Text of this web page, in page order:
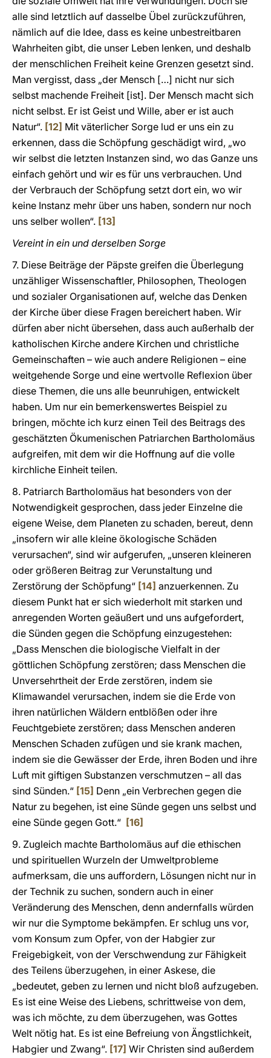
alle sind letztlich auf dasselbe Übel zurückzuführen,
nämlich auf die Idee, dass es keine unbestreitbaren
Wahrheiten gibt, die unser Leben lenken, und deshalb
der menschlichen Freiheit keine Grenzen gesetzt sind.
Man vergisst, dass „der Mensch […] nicht nur sich
selbst machende Freiheit [ist]. Der Mensch macht sich
nicht selbst. Er ist Geist und Wille, aber er ist auch
Natur“. [12] Mit väterlicher Sorge lud er uns ein zu
erkennen, dass die Schöpfung geschädigt wird, „wo
wir selbst die letzten Instanzen sind, wo das Ganze uns
einfach gehört und wir es für uns verbrauchen. Und
der Verbrauch der Schöpfung setzt dort ein, wo wir
keine Instanz mehr über uns haben, sondern nur noch
uns selber wollen“. [13]
Vereint in ein und derselben Sorge
7. Diese Beiträge der Päpste greifen die Überlegung
unzähliger Wissenschaftler, Philosophen, Theologen
und sozialer Organisationen auf, welche das Denken
der Kirche über diese Fragen bereichert haben. Wir
dürfen aber nicht übersehen, dass auch außerhalb der
katholischen Kirche andere Kirchen und christliche
Gemeinschaften – wie auch andere Religionen – eine
weitgehende Sorge und eine wertvolle Reflexion über
diese Themen, die uns alle beunruhigen, entwickelt
haben. Um nur ein bemerkenswertes Beispiel zu
bringen, möchte ich kurz einen Teil des Beitrags des
geschätzten Ökumenischen Patriarchen Bartholomäus
aufgreifen, mit dem wir die Hoffnung auf die volle
kirchliche Einheit teilen.
8. Patriarch Bartholomäus hat besonders von der
Notwendigkeit gesprochen, dass jeder Einzelne die
eigene Weise, dem Planeten zu schaden, bereut, denn
„insofern wir alle kleine ökologische Schäden
verursachen“, sind wir aufgerufen, „unseren kleineren
oder größeren Beitrag zur Verunstaltung und
Zerstörung der Schöpfung“ [14] anzuerkennen. Zu
diesem Punkt hat er sich wiederholt mit starken und
anregenden Worten geäußert und uns aufgefordert,
die Sünden gegen die Schöpfung einzugestehen:
„Dass Menschen die biologische Vielfalt in der
göttlichen Schöpfung zerstören; dass Menschen die
Unversehrtheit der Erde zerstören, indem sie
Klimawandel verursachen, indem sie die Erde von
ihren natürlichen Wäldern entblößen oder ihre
Feuchtgebiete zerstören; dass Menschen anderen
Menschen Schaden zufügen und sie krank machen,
indem sie die Gewässer der Erde, ihren Boden und ihre
Luft mit giftigen Substanzen verschmutzen – all das
sind Sünden.“ [15] Denn „ein Verbrechen gegen die
Natur zu begehen, ist eine Sünde gegen uns selbst und
eine Sünde gegen Gott.“ [16]
9. Zugleich machte Bartholomäus auf die ethischen
und spirituellen Wurzeln der Umweltprobleme
aufmerksam, die uns auffordern, Lösungen nicht nur in
der Technik zu suchen, sondern auch in einer
Veränderung des Menschen, denn andernfalls würden
wir nur die Symptome bekämpfen. Er schlug uns vor,
vom Konsum zum Opfer, von der Habgier zur
Freigebigkeit, von der Verschwendung zur Fähigkeit
des Teilens überzugehen, in einer Askese, die
„bedeutet, geben zu lernen und nicht bloß aufzugeben.
Es ist eine Weise des Liebens, schrittweise von dem,
was ich möchte, zu dem überzugehen, was Gottes
Welt nötig hat. Es ist eine Befreiung von Ängstlichkeit,
Habgier und Zwang“. [17] Wir Christen sind außerdem